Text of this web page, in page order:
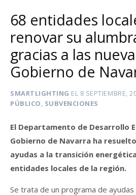
68 entidades
renovar su
gracias a las
Gobierno de
SMARTLIGHTING EL 8 SEPTIEMBRE,
PÚBLICO, SUBVENCIONES
El Departamento de Desarrollo
Gobierno de Navarra ha
ayudas a la transición
entidades locales de la región.
Se trata de un programa de